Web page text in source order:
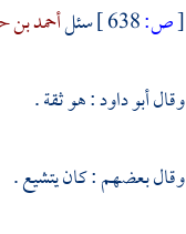
[ص: سئلأحمد بن
وقالأبو داود: هو ثقة .
وقال بعضهم : كان يتشيع .